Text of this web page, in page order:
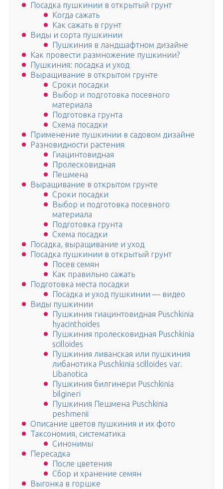
Посадка пушкинии в открытый грунт
Когда сажать
Как сажать в грунт
Виды и сорта пушкинии
Пушкиния в ландшафтном дизайне
Как провести размножение пушкинии?
Пушкиния: посадка и уход
Выращивание в открытом грунте
Сроки посадки
Выбор и подготовка посевного
материала
Подготовка грунта
Схема посадки
Применение пушкинии в садовом дизайне
Разновидности растения
Гиацинтовидная
Пролесковидная
Пешмена
Выращивание в открытом грунте
Сроки посадки
Выбор и подготовка посевного
материала
Подготовка грунта
Схема посадки
Посадка, выращивание и уход
Посадка пушкинии в открытый грунт
Посев семян
Как правильно сажать
Подготовка места посадки
Посадка и уход пушкинии — видео
Виды пушкинии
Пушкиния гиацинтовидная Puschkinia
hyacinthoides
Пушкиния пролесковидная Puschkinia
scilloides
Пушкиния ливанская или пушкиния
либанотика Puschkinia scilloides var.
Libanotica
Пушкиния билгинери Puschkinia
bilgineri
Пушкиния Пешмена Puschkinia
peshmenii
Описание цветов пушкиния и их фото
Таксономия, систематика
Синонимы
Пересадка
После цветения
Сбор и хранение семян
Выгонка в горшке